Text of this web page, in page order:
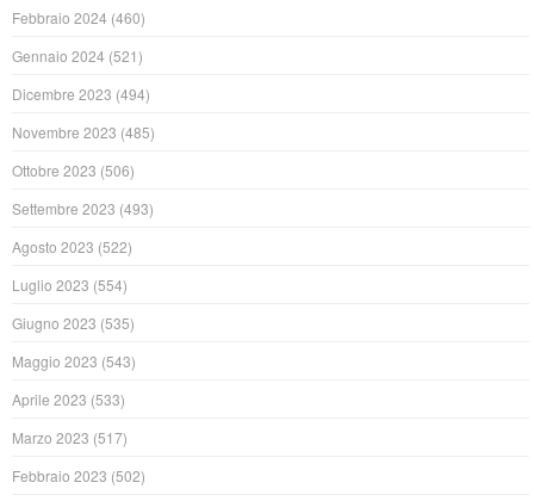
Febbraio 2024 (460)
Gennaio 2024 (521)
Dicembre 2023 (494)
Novembre 2023 (485)
Ottobre 2023 (506)
Settembre 2023 (493)
Agosto 2023 (522)
Luglio 2023 (554)
Giugno 2023 (535)
Maggio 2023 (543)
Aprile 2023 (533)
Marzo 2023 (517)
Febbraio 2023 (502)